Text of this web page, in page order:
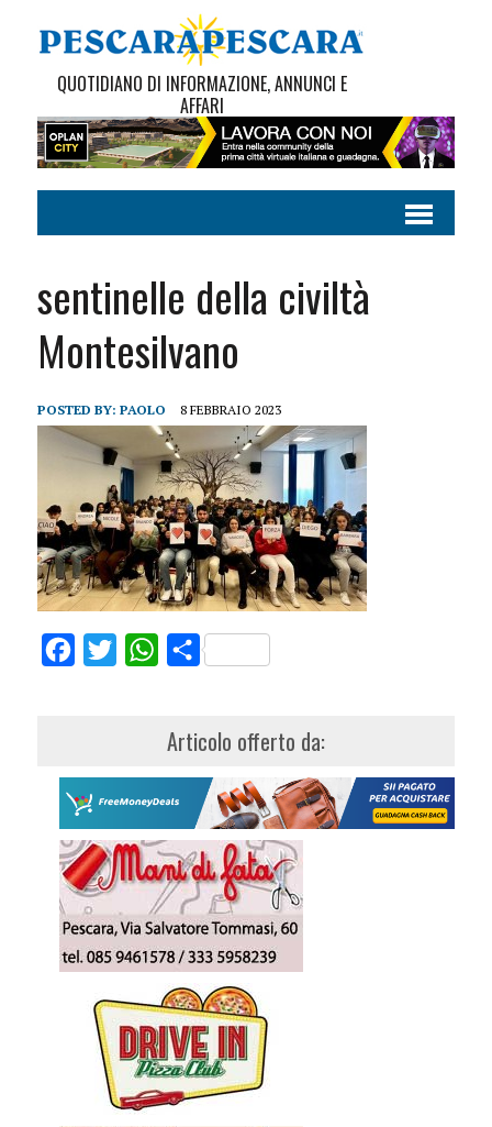
QUOTIDIANO DI INFORMAZIONE, ANNUNCI E
AFFARI
sentinelle della civiltà
Montesilvano
POSTED BY: PAOLO 8 FEBBRAIO 2023
FacebookTwitterWhatsApp
Share
Articolo offerto da: